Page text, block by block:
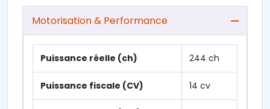
Motorisation & Performance
Puissance réelle (ch) 244 ch
Puissance fiscale (CV) 14 cv